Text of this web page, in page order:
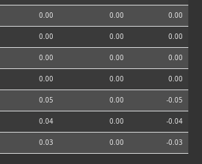
0.00 0.00 0.00
0.00 0.00 0.00
0.00 0.00 0.00
0.00 0.00 0.00
0.05 0.00 -0.05
0.04 0.00 -0.04
0.03 0.00 -0.03